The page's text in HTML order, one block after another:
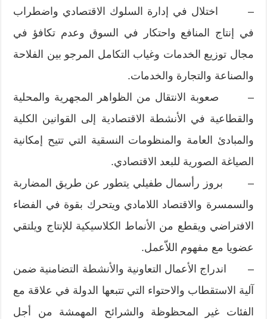
– اختلال في إدارة السلوك الاقتصادي واضطراب
في إنتاج المنافع واحتكار في السوق وعدم تكافؤ في
مجال توزيع الخدمات وغياب التكامل المرجو بين الفلاحة
والصناعة والتجارة والخدمات.
– صعوبة الانتقال من الظواهر المجهرية والمحلية
والقطاعية في الأنشطة الاقتصادية إلى القوانين الكلية
والمبادئ العامة والمنظومات النسقية التي تتيح إمكانية
الصياغة الصورية للبعد الاقتصادي.
– بروز رأسمال طفيلي يتطور عن طريق المضاربة
والسمسرة والاقتصاد اللامادي ويتحرك بقوة في الفضاء
الافتراضي ويقطع من الأنماط الكلاسيكية للإنتاج ويلتقي
عضويا مع مفهوم اللاّعمل.
– اندراج الأعمال التعاونية والأنشطة التضامنية ضمن
آلية الاستقطاب والاحتواء التي تتبعها الدولة في علاقة مع
الفئات غير المحظوظة والشرائح المهمشة من أجل